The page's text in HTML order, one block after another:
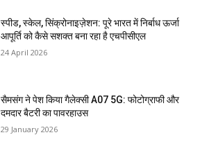
स्पीड, स्केल, सिंक्रोनाइज़ेशन: पूरे भारत में निर्बाध ऊर्जा
आपूर्ति को कैसे सशक्त बना रहा है एचपीसीएल
24 April 2026
सैमसंग ने पेश किया गैलेक्सी A07 5G: फोटोग्राफी और
दमदार बैटरी का पावरहाउस
29 January 2026